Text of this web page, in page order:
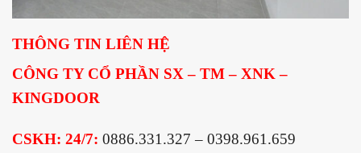
THÔNG TIN LIÊN HỆ
CÔNG TY CỔ PHẦN SX – TM – XNK –
KINGDOOR
CSKH: 24/7: 0886.331.327 – 0398.961.659